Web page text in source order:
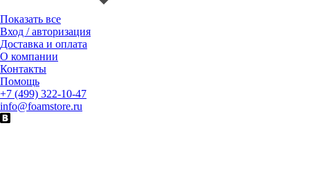
Показать все
Вход / авторизация
Доставка и оплата
О компании
Контакты
Помощь
+7 (499) 322-10-47
info@foamstore.ru